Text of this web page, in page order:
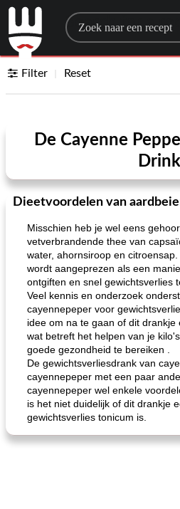
Search for a
Filter Reset
De Cayenne
Drink
Dieetvoordelen van
Misschien heb je wel eens
vetverbrandende thee van
water, ahornsiroop en
wordt aangeprezen als een
ontgiften en snel gewichtsverlies
Veel kennis en onderzoek
cayennepeper voor
idee om na te gaan of dit
wat betreft het helpen van je
goede gezondheid te bereiken .
De gewichtsverliesdrank van
cayennepeper met een paar
cayennepeper wel enkele
is het niet duidelijk of dit drankje
gewichtsverlies tonicum is.